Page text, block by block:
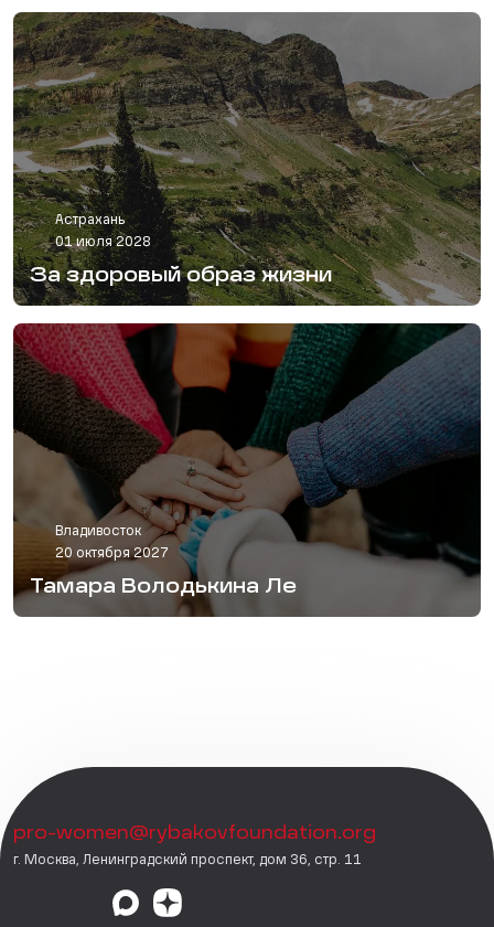
Астрахань
01 июля 2028
За здоровый образ жизни
Владивосток
20 октября 2027
Тамара Володькина Ле
pro-women@rybakovfoundation.org
г. Москва, Ленинградский проспект, дом 36, стр. 11